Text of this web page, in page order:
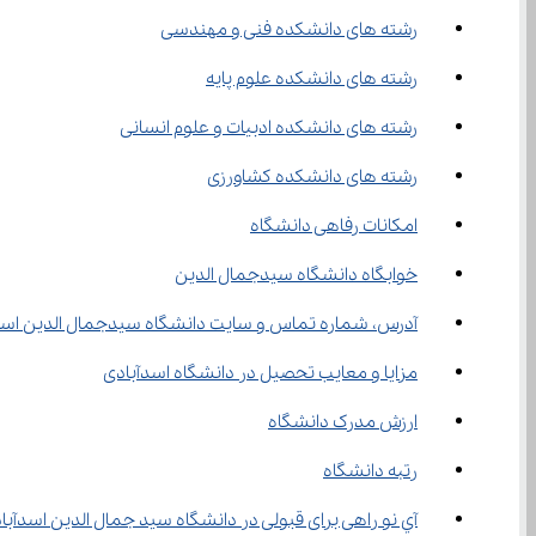
رشته‌ های دانشکده فنی و مهندسی
رشته‌ های دانشکده علوم پایه
رشته‌ های دانشکده ادبیات و علوم انسانی
رشته‌ های دانشکده کشاورزی
امکانات رفاهی دانشگاه
خوابگاه دانشگاه سیدجمال الدین
آدرس، شماره تماس و سایت دانشگاه سیدجمال الدین
مزایا و معایب تحصیل در دانشگاه اسدآبادی
ارزش مدرک دانشگاه
رتبه دانشگاه
آي نو راهی برای قبولی در دانشگاه سید جمال الدین